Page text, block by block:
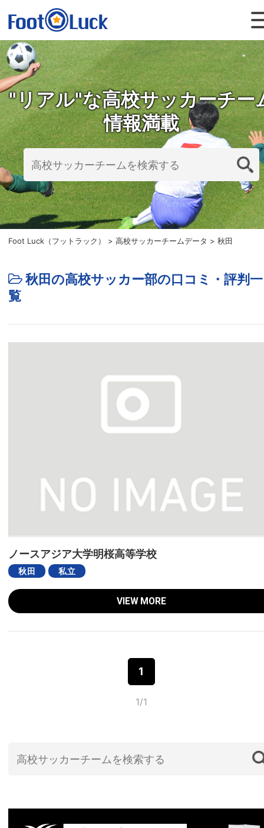
"リアル"な高校サッカーチー
情報満載
Foot Luck（フットラック） >高校サッカーチームデータ >秋田
秋田の高校サッカー部の口コミ・評判一
覧
ノースアジア大学明桜高等学校
秋田 私立
VIEW MORE
1
1/1